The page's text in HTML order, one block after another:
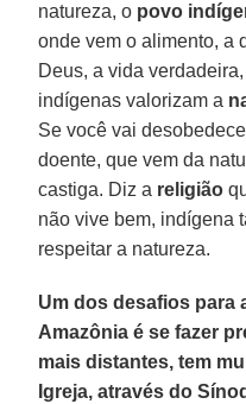
natureza, o povo
onde vem o alimento, a
Deus, a vida
indígenas valorizam a
Se você vai
doente, que vem da
castiga. Diz a religião
não vive bem, indígena
respeitar a natureza.
Um dos desafios para
Amazônia é se fazer
mais distantes, tem
Igreja, através do